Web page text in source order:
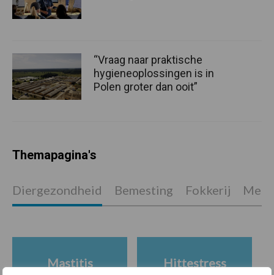
“Vraag naar praktische
hygieneoplossingen is in
Polen groter dan ooit”
Themapagina's
Diergezondheid Bemesting Fokkerij
Mastitis Hittestress